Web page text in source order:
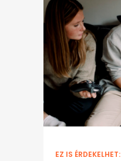
EZ IS ÉRDEKELHET: